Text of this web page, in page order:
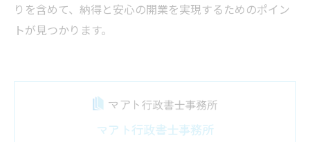
りを含めて、納得と安心の開業を実現するためのポイン
トが見つかります。
マアト行政書士事務所